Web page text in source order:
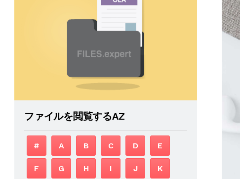
ファイルを閲覧するAZ
# A B C D E
F G H I J K